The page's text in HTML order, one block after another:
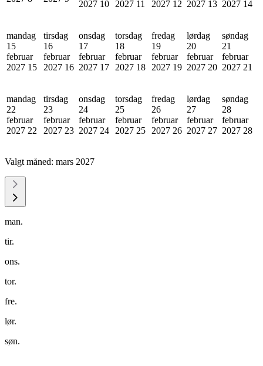
2027 10
2027 11
2027 12 2027 13 2027 14
mandag
15
februar
2027 15
tirsdag
16
februar
2027 16
onsdag
17
februar
2027 17
torsdag
18
februar
2027 18
fredag
19
februar
2027 19
lørdag
20
februar
2027 20
søndag
21
februar
2027 21
mandag
22
februar
2027 22
tirsdag
23
februar
2027 23
onsdag
24
februar
2027 24
torsdag
25
februar
2027 25
fredag
26
februar
2027 26
lørdag
27
februar
2027 27
søndag
28
februar
2027 28
Valgt måned: mars 2027
man.
tir.
ons.
tor.
fre.
lør.
søn.